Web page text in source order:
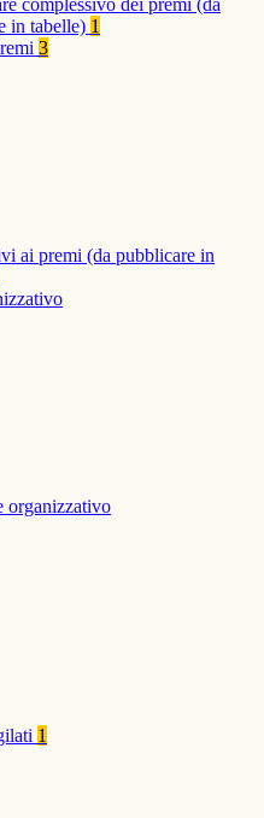
complessivo dei premi (da
in tabelle) 1
3
ai premi (da pubblicare in
organizzativo
1